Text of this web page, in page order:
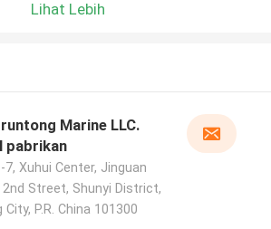
Lihat Lebih
Marine LLC.
pabrikan
7, Xuhui Center, Jinguan
Street, Shunyi District,
City, P.R. China 101300